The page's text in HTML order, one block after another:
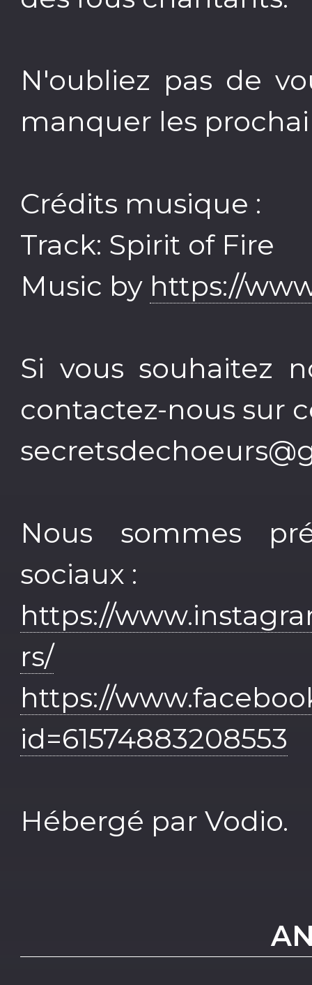
N'oubliez pas de
manquer les
Crédits musique :
Track: Spirit of Fire
Music by https://
Si vous souhaitez
contactez-nous sur
Nous sommes
sociaux :
https://
rs/
https://
id=61574883208553
Hébergé par Vodio.